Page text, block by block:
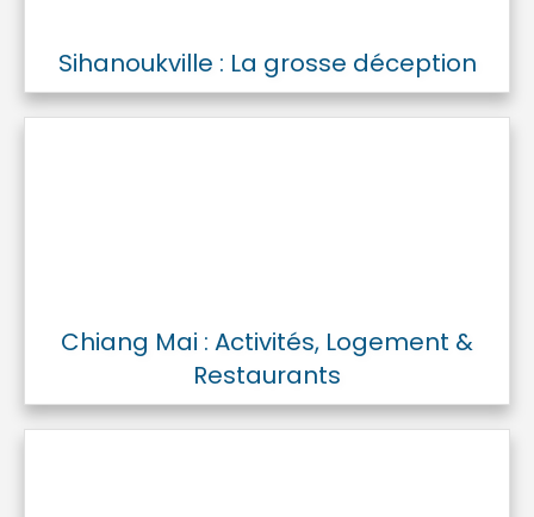
Sihanoukville : La grosse déception
Chiang Mai : Activités, Logement &
Restaurants